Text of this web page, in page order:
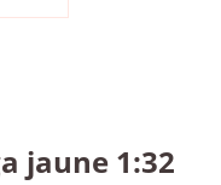
jaune 1:32